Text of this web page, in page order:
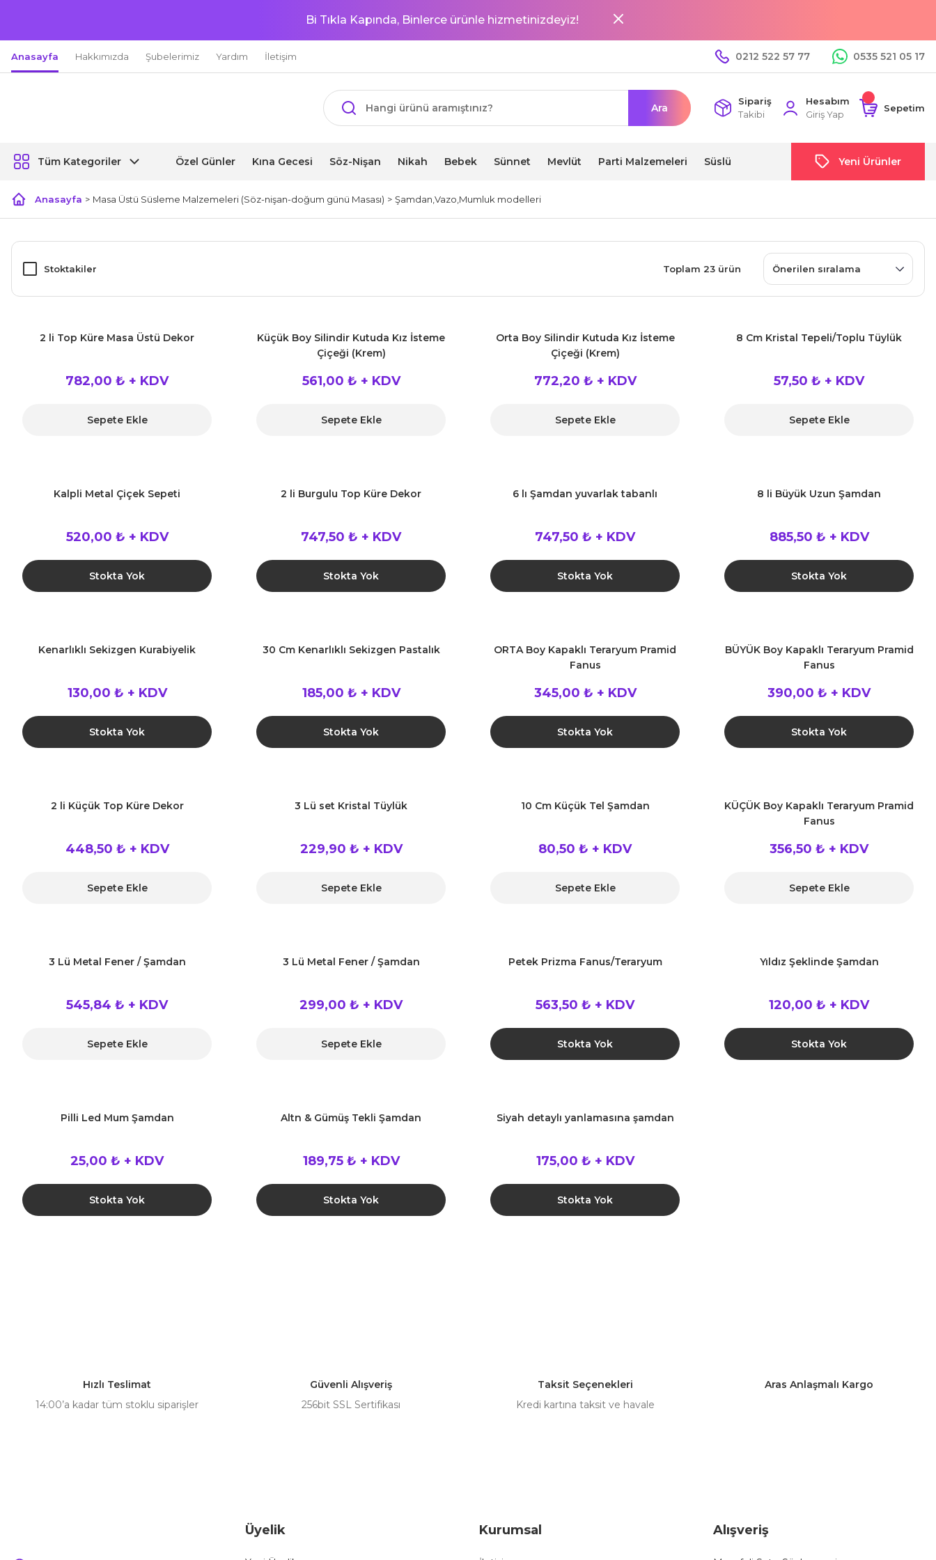
Bi Tıkla Kapında, Binlerce ürünle hizmetinizdeyiz!
Anasayfa Hakkımızda Şubelerimiz Yardım İletişim 0212 522 57 77 0535 521 05 17
Ara
Sipariş
Takibi
Hesabım
Giriş Yap
Sepetim
Tüm Kategoriler Özel Günler Kına Gecesi Söz-Nişan Nikah Bebek Sünnet Mevlüt Parti Malzemeleri Süslü Yeni Ürünler
Anasayfa Masa Üstü Süsleme Malzemeleri (Söz-nişan-doğum günü Masası) Şamdan,Vazo,Mumluk modelleri
Stoktakiler Toplam 23 ürün
2 li Top Küre Masa Üstü Dekor
782,00 ₺ + KDV
Sepete Ekle
Küçük Boy Silindir Kutuda Kız İsteme
Çiçeği (Krem)
561,00 ₺ + KDV
Sepete Ekle
Orta Boy Silindir Kutuda Kız İsteme
Çiçeği (Krem)
772,20 ₺ + KDV
Sepete Ekle
8 Cm Kristal Tepeli/Toplu Tüylük
57,50 ₺ + KDV
Sepete Ekle
Kalpli Metal Çiçek Sepeti
520,00 ₺ + KDV
Stokta Yok
2 li Burgulu Top Küre Dekor
747,50 ₺ + KDV
Stokta Yok
6 lı Şamdan yuvarlak tabanlı
747,50 ₺ + KDV
Stokta Yok
8 li Büyük Uzun Şamdan
885,50 ₺ + KDV
Stokta Yok
Kenarlıklı Sekizgen Kurabiyelik
130,00 ₺ + KDV
Stokta Yok
30 Cm Kenarlıklı Sekizgen Pastalık
185,00 ₺ + KDV
Stokta Yok
ORTA Boy Kapaklı Teraryum Pramid
Fanus
345,00 ₺ + KDV
Stokta Yok
BÜYÜK Boy Kapaklı Teraryum Pramid
Fanus
390,00 ₺ + KDV
Stokta Yok
2 li Küçük Top Küre Dekor
448,50 ₺ + KDV
Sepete Ekle
3 Lü set Kristal Tüylük
229,90 ₺ + KDV
Sepete Ekle
10 Cm Küçük Tel Şamdan
80,50 ₺ + KDV
Sepete Ekle
KÜÇÜK Boy Kapaklı Teraryum Pramid
Fanus
356,50 ₺ + KDV
Sepete Ekle
3 Lü Metal Fener / Şamdan
545,84 ₺ + KDV
Sepete Ekle
3 Lü Metal Fener / Şamdan
299,00 ₺ + KDV
Sepete Ekle
Petek Prizma Fanus/Teraryum
563,50 ₺ + KDV
Stokta Yok
Yıldız Şeklinde Şamdan
120,00 ₺ + KDV
Stokta Yok
Pilli Led Mum Şamdan
25,00 ₺ + KDV
Stokta Yok
Altn & Gümüş Tekli Şamdan
189,75 ₺ + KDV
Stokta Yok
Siyah detaylı yanlamasına şamdan
175,00 ₺ + KDV
Stokta Yok
Hızlı Teslimat
14:00’a kadar tüm stoklu siparişler
Güvenli Alışveriş
256bit SSL Sertifikası
Taksit Seçenekleri
Kredi kartına taksit ve havale
Aras Anlaşmalı Kargo
Üyelik Kurumsal Alışveriş